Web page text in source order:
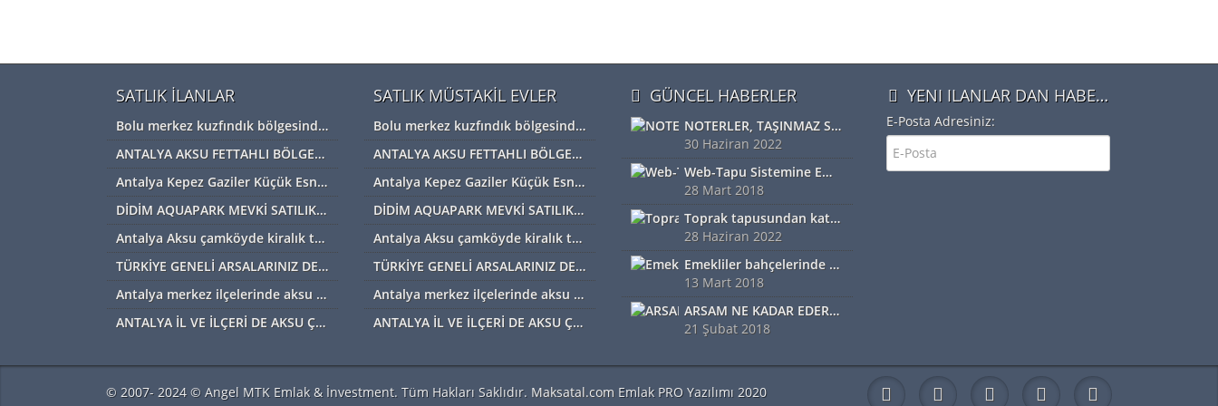
SATLIK İLANLAR
Bolu merkez kuzfındık bölgesinde satılık Devremülk kira garantili
ANTALYA AKSU FETTAHLI BÖLGESİNDE ACİL SATILIK TEK TAPU MÜSTAKİL TARLA
Antalya Kepez Gaziler Küçük Esnaf Sanayi Sİtesi Satılık Dükkan
DİDİM AQUAPARK MEVKİ SATILIK ARAZİ
Antalya Aksu çamköyde kiralık tarla ve depolar için bizi arayabilirsiniz
TÜRKİYE GENELİ ARSALARINIZ DEĞERİNDE ALINIR SATILIR TAKAS EDİLİR ARAYIN YARDIMCI OLALIM
Antalya merkez ilçelerinde aksu başta diğer ilçelerde satılık imarlı müstail tapulu arsa
ANTALYA İL VE İLÇERİ DE AKSU ÇAMKÖYDE ARSALARINIZ AYNI GÜN NAKİTE ÇEVRİLİR
SATLIK MÜSTAKİL EVLER
Bolu merkez kuzfındık bölgesinde satılık Devremülk kira garantili
ANTALYA AKSU FETTAHLI BÖLGESİNDE ACİL SATILIK TEK TAPU MÜSTAKİL TARLA
Antalya Kepez Gaziler Küçük Esnaf Sanayi Sİtesi Satılık Dükkan
DİDİM AQUAPARK MEVKİ SATILIK ARAZİ
Antalya Aksu çamköyde kiralık tarla ve depolar için bizi arayabilirsiniz
TÜRKİYE GENELİ ARSALARINIZ DEĞERİNDE ALINIR SATILIR TAKAS EDİLİR ARAYIN YARDIMCI OLALIM
Antalya merkez ilçelerinde aksu başta diğer ilçelerde satılık imarlı müstail tapulu arsa
ANTALYA İL VE İLÇERİ DE AKSU ÇAMKÖYDE ARSALARINIZ AYNI GÜN NAKİTE ÇEVRİLİR
GÜNCEL HABERLER
NOTERLER, TAŞINMAZ SATIŞ VAADİ SÖZLEŞMESİ YAPABİLECEK
30 Haziran 2022
Web-Tapu Sistemine Emlakçılar da Eklendi
28 Mart 2018
Toprak tapusundan kat mülkiyetine geçiş nasıl olur?
28 Haziran 2022
Emekliler bahçelerinde ilk hasadı yaptı
13 Mart 2018
ARSAM NE KADAR EDER DİYORSANIZ EXSPER İÇİN BİZİ ARAYINIZ...!!!!!
21 Şubat 2018
YENI ILANLAR DAN HABERDAR OLMAK IÇIN ÜYE OLUN
E-Posta Adresiniz:
© 2007- 2024 © Angel MTK Emlak & İnvestment. Tüm Hakları Saklıdır. Maksatal.com Emlak PRO Yazılımı 2020